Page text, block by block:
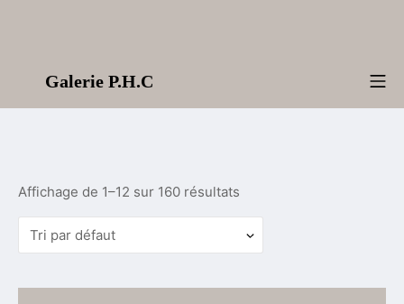
Galerie P.H.C
Affichage de 1–12 sur 160 résultats